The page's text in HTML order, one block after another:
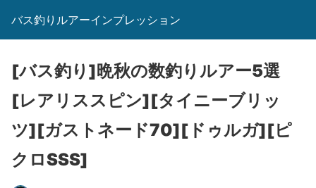
バス釣りルアーインプレッション
[バス釣り]晩秋の数釣りルアー5選
[レアリススピン][タイニーブリッ
ツ][ガストネード70][ドゥルガ][ピ
クロSSS]